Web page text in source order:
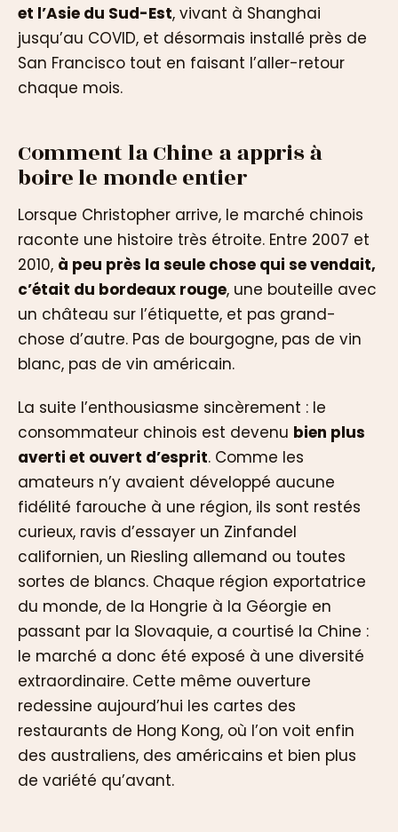
et l’Asie du Sud-Est, vivant à Shanghai
jusqu’au COVID, et désormais installé près de
San Francisco tout en faisant l’aller-retour
chaque mois.
Comment la Chine a appris à
boire le monde entier
Lorsque Christopher arrive, le marché chinois
raconte une histoire très étroite. Entre 2007 et
2010, à peu près la seule chose qui se vendait,
c’était du bordeaux rouge, une bouteille avec
un château sur l’étiquette, et pas grand-
chose d’autre. Pas de bourgogne, pas de vin
blanc, pas de vin américain.
La suite l’enthousiasme sincèrement : le
consommateur chinois est devenu bien plus
averti et ouvert d’esprit. Comme les
amateurs n’y avaient développé aucune
fidélité farouche à une région, ils sont restés
curieux, ravis d’essayer un Zinfandel
californien, un Riesling allemand ou toutes
sortes de blancs. Chaque région exportatrice
du monde, de la Hongrie à la Géorgie en
passant par la Slovaquie, a courtisé la Chine :
le marché a donc été exposé à une diversité
extraordinaire. Cette même ouverture
redessine aujourd’hui les cartes des
restaurants de Hong Kong, où l’on voit enfin
des australiens, des américains et bien plus
de variété qu’avant.